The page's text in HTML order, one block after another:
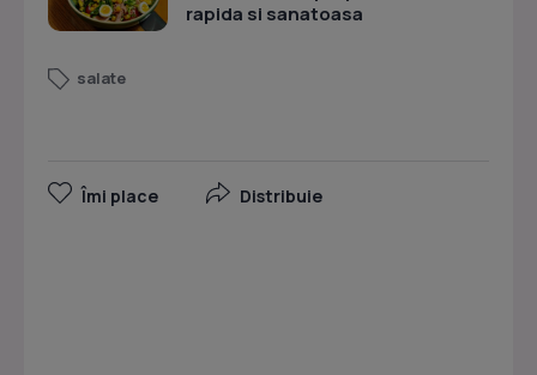
rapida si sanatoasa
salate
Îmi place Distribuie